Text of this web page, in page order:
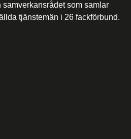
som samlar
tjänstemän i 26 fackförbund.